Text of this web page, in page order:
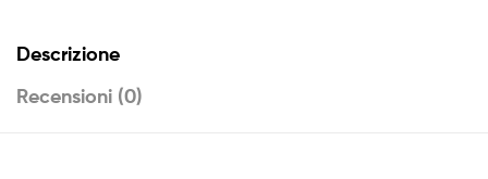
Descrizione
Recensioni (0)